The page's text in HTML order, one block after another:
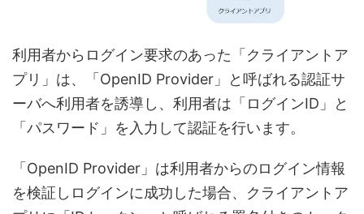
利用者からログイン要求のあった「クライアントア
プリ」は、「OpenID Provider」と呼ばれる認証サ
ーバへ利用者を誘導し、利用者は「ログインID」と
「パスワード」を入力して認証を行います。
「OpenID Provider」は利用者からのログイン情報
を検証しログインに成功した場合、クライアントア